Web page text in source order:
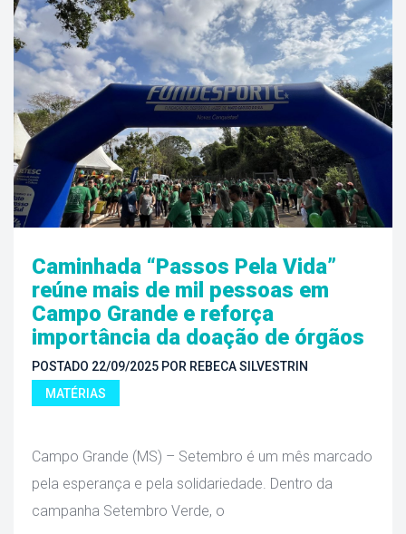
Caminhada “Passos Pela Vida”
reúne mais de mil pessoas em
Campo Grande e reforça
importância da doação de órgão
POSTADO 22/09/2025 POR REBECA SILVESTRIN
MATÉRIAS
Campo Grande (MS) – Setembro é um mês marcado
pela esperança e pela solidariedade. Dentro da
campanha Setembro Verde, o